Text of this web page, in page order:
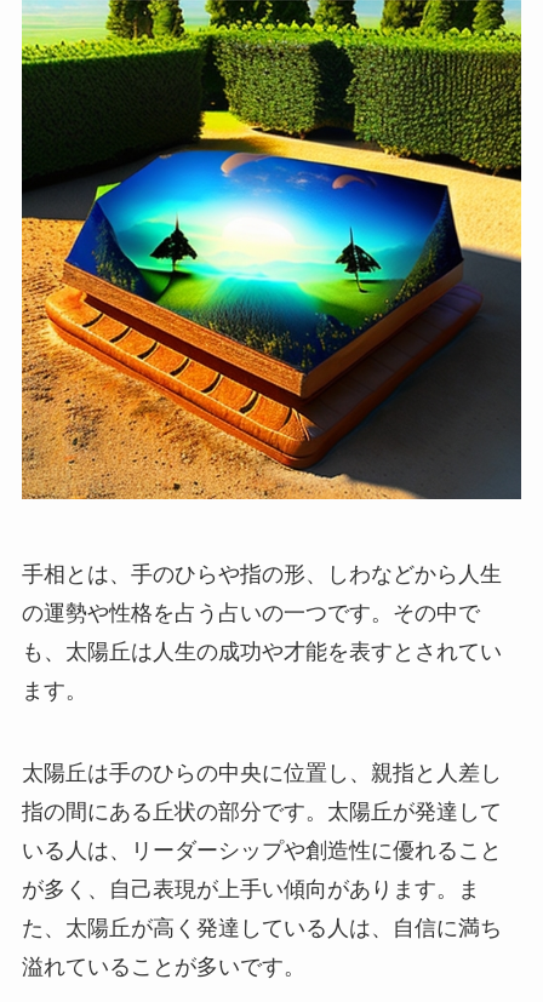
手相とは、手のひらや指の形、しわなどから人生
の運勢や性格を占う占いの一つです。その中で
も、太陽丘は人生の成功や才能を表すとされてい
ます。
太陽丘は手のひらの中央に位置し、親指と人差し
指の間にある丘状の部分です。太陽丘が発達して
いる人は、リーダーシップや創造性に優れること
が多く、自己表現が上手い傾向があります。ま
た、太陽丘が高く発達している人は、自信に満ち
溢れていることが多いです。